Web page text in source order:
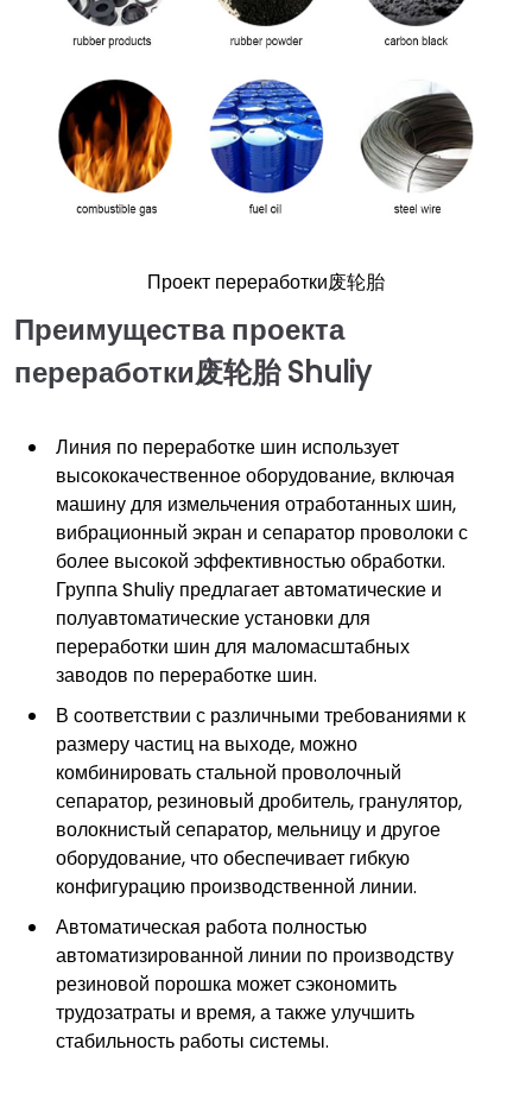
Проект переработки废轮胎
Преимущества проекта
переработки废轮胎 Shuliy
Линия по переработке шин использует
высококачественное оборудование, включая
машину для измельчения отработанных шин,
вибрационный экран и сепаратор проволоки с
более высокой эффективностью обработки.
Группа Shuliy предлагает автоматические и
полуавтоматические установки для
переработки шин для маломасштабных
заводов по переработке шин.
В соответствии с различными требованиями к
размеру частиц на выходе, можно
комбинировать стальной проволочный
сепаратор, резиновый дробитель, гранулятор,
волокнистый сепаратор, мельницу и другое
оборудование, что обеспечивает гибкую
конфигурацию производственной линии.
Автоматическая работа полностью
автоматизированной линии по производству
резиновой порошка может сэкономить
трудозатраты и время, а также улучшить
стабильность работы системы.